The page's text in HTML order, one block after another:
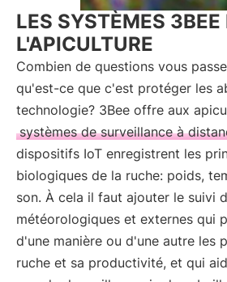
LES SYSTÈMES 3BEE
L'APICULTURE
Combien de questions vous
qu'est-ce que c'est protéger les
technologie? 3Bee offre aux
systèmes de surveillance à
dispositifs IoT enregistrent les
biologiques de la ruche: poids,
son. À cela il faut ajouter le suivi
météorologiques et externes qui
d'une manière ou d'une autre les
ruche et sa productivité, et qui